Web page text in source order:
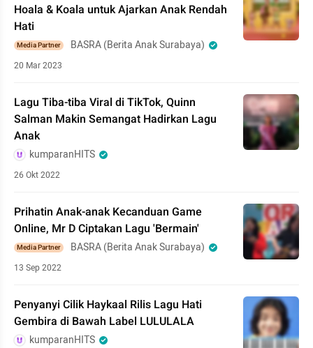
Hoala & Koala untuk Ajarkan Anak Rendah
Hati
Media Partner BASRA (Berita Anak Surabaya)
20 Mar 2023
Lagu Tiba-tiba Viral di TikTok, Quinn
Salman Makin Semangat Hadirkan Lagu
Anak
kumparanHITS
26 Okt 2022
Prihatin Anak-anak Kecanduan Game
Online, Mr D Ciptakan Lagu 'Bermain'
Media Partner BASRA (Berita Anak Surabaya)
13 Sep 2022
Penyanyi Cilik Haykaal Rilis Lagu Hati
Gembira di Bawah Label LULULALA
kumparanHITS